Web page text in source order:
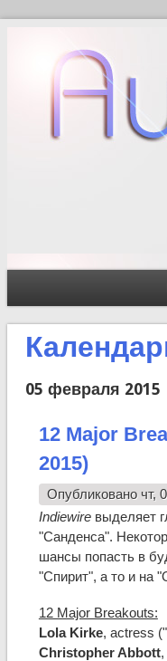
05 февраля 2015
12 Major
2015)
Опубликовано чт,
Indiewireвыделяет
"Санденса".
шансы попасть в
"Спирит", а то и на
12 Major Breakouts:
Lola Kirke, actress
Christopher Abbott,
Форма